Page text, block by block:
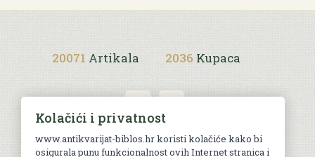
20071 Artikala 2036 Kupaca
Uvjeti kupnje
Kolačići i privatnost
www.antikvarijat-biblos.hr koristi kolačiće kako bi
osigurala punu funkcionalnost ovih Internet stranica i